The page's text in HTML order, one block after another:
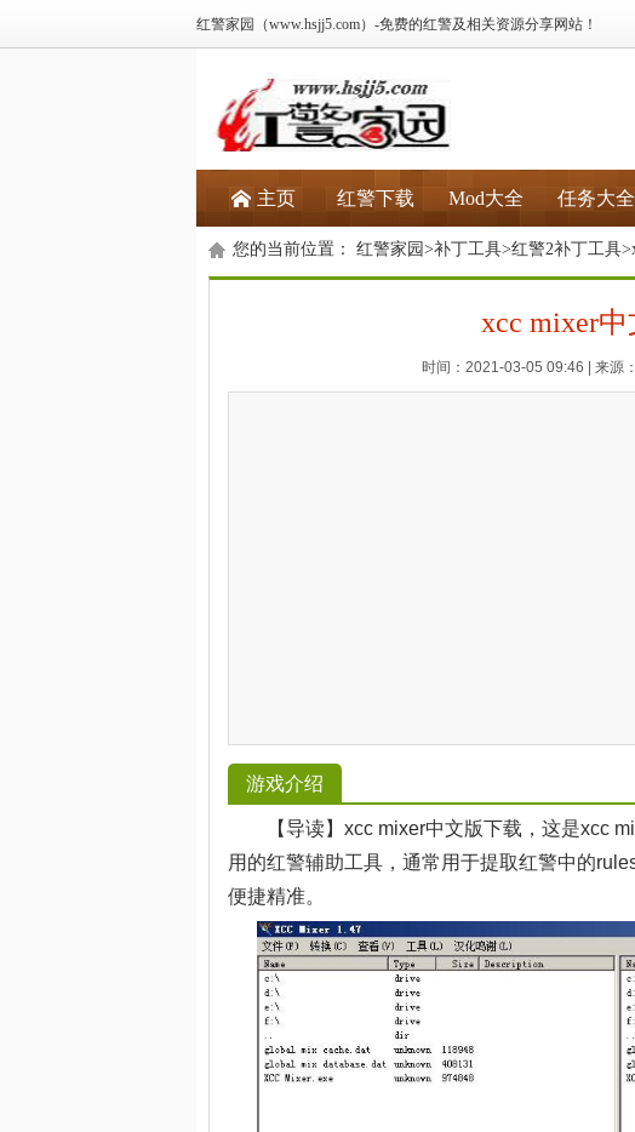
红警家园（www.hsjj5.com）-免费的红警及相关资源分享网站！
主页 红警下载 Mod大全 任务大全
您的当前位置： 红警家园 >补丁工具>红警2补丁工具
xcc mixer
时间：2021-03-05 09:46 | 来源
游戏介绍
【导读】xcc mixer中文版下载，这是xcc
用的红警辅助工具，通常用于提取红警中的
便捷精准。